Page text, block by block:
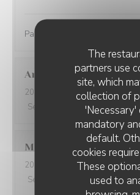
The
partners use
site, which
collection of
'Necessary'
mandatory
default.
cookies
These
used to
Parfait comme toujours !
Antoine
2022-09-13
- 20:45 - Guests 3
Service
Ambiance:5/5
Max
2022-09-06
- 19:30 - Guests 2
Service
Ambiance: 5/5